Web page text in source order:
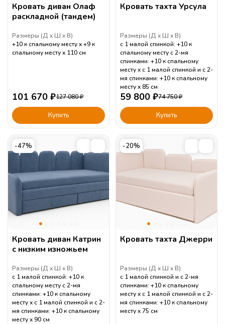
Кровать диван Олаф
раскладной (тандем)
Размеры (Д Ш В)
+10 к спальному месту
+9 к
спальному месту
110 см
101 670 ₽127 080₽
Купить
Кровать тахта Урсула
Размеры (Д Ш В)
с 1 малой спинкой: +10 к
спальному месту с 2-мя
спинками: +10 к спальному
месту
с 1 малой спинкой и с 2-
мя спинками: +10 к спальному
месту
85 см
59 800 ₽74 750₽
Купить
-47%
Кровать диван Катрин
с низким изножьем
Размеры (Д Ш В)
с 1 малой спинкой: +10 к
спальному месту с 2-мя
спинками: +10 к спальному
месту
с 1 малой спинкой и с 2-
мя спинками: +10 к спальному
месту
90 см
-20%
Кровать тахта Джерри
Размеры (Д Ш В)
с 1 малой спинкой и с 2-мя
спинками: +10 к спальному
месту
с 1 малой спинкой и с 2-
мя спинками: +10 к спальному
месту
75 см